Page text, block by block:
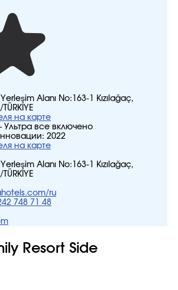
Alanı No:163-1 Kızılağaç,
на карте
Ультра все включено
2022
на карте
Alanı No:163-1 Kızılağaç,
ru
748 71 48
Resort Side